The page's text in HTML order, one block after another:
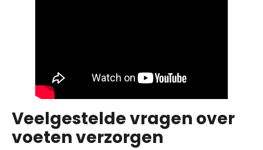
Veelgestelde vragen over
voeten verzorgen